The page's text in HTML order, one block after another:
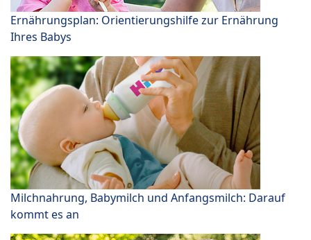
Ernährungsplan: Orientierungshilfe zur Ernährung
Ihres Babys
Milchnahrung, Babymilch und Anfangsmilch: Darauf
kommt es an